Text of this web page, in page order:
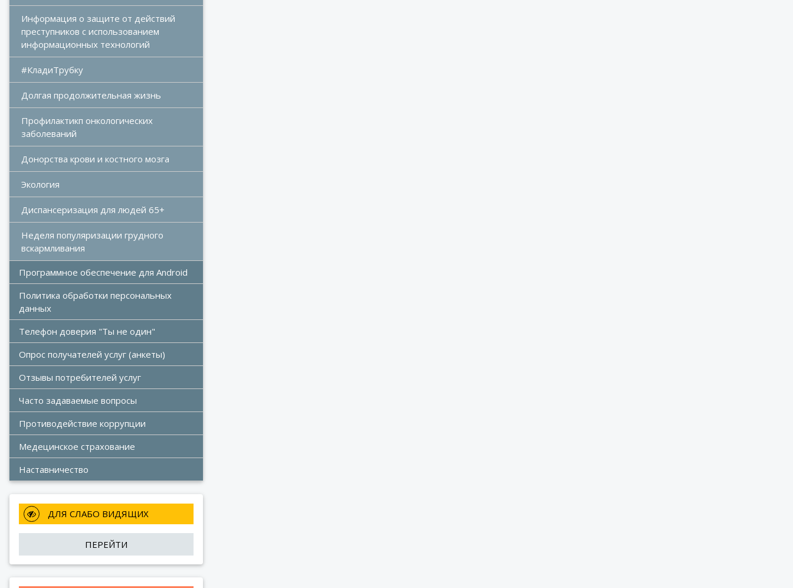
Информация о защите от действий
преступников с использованием
информационных технологий
#КладиТрубку
Долгая продолжительная жизнь
Профилактикп онкологических
заболеваний
Донорства крови и костного мозга
Экология
Диспансеризация для людей 65+
Неделя популяризации грудного
вскармливания
Программное обеспечение для Android
Политика обработки персональных
данных
Телефон доверия "Ты не один"
Опрос получателей услуг (анкеты)
Отзывы потребителей услуг
Часто задаваемые вопросы
Противодействие коррупции
Медецинское страхование
Наставничество
ДЛЯ СЛАБО ВИДЯЩИХ
ПЕРЕЙТИ